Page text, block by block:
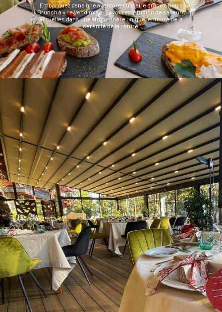
Embarquez dans une aventure culinaire grâce à notre
Brunch à « La Vendimia ». Savourez la fusion de saveurs
actuelles dans une atmosphère unique, entouré de la
sérénité de la nature.